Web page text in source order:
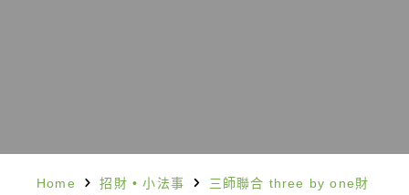
Home 招財 •小法事
三師聯合 three by one財